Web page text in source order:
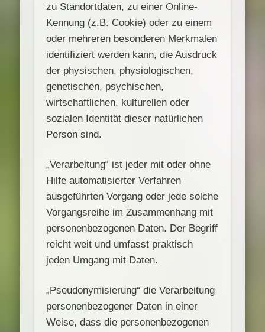
zu Standortdaten, zu einer Online-
Kennung (z.B. Cookie) oder zu einem
oder mehreren besonderen Merkmalen
identifiziert werden kann, die Ausdruck
der physischen, physiologischen,
genetischen, psychischen,
wirtschaftlichen, kulturellen oder
sozialen Identität dieser natürlichen
Person sind.
„Verarbeitung“ ist jeder mit oder ohne
Hilfe automatisierter Verfahren
ausgeführten Vorgang oder jede solche
Vorgangsreihe im Zusammenhang mit
personenbezogenen Daten. Der Begriff
reicht weit und umfasst praktisch
jeden Umgang mit Daten.
„Pseudonymisierung“ die Verarbeitung
personenbezogener Daten in einer
Weise, dass die personenbezogenen